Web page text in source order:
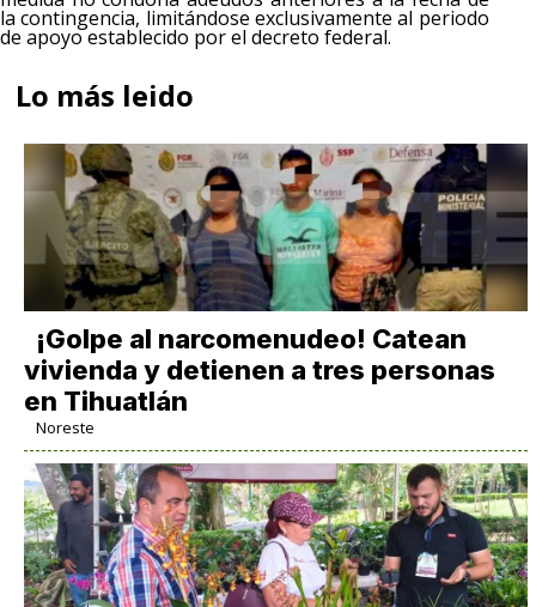
la contingencia, limitándose exclusivamente al periodo
de apoyo establecido por el decreto federal.
Lo más leido
¡Golpe al narcomenudeo! Catean
vivienda y detienen a tres personas
en Tihuatlán
Noreste